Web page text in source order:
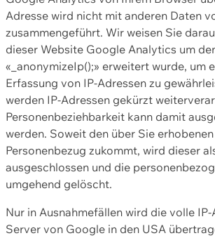
Adresse wird nicht mit anderen Daten
zusammengeführt. Wir weisen Sie
dieser Website Google Analytics um
«_anonymizeIp();» erweitert wurde, um
Erfassung von IP-Adressen zu
werden IP-Adressen gekürzt
Personenbeziehbarkeit kann damit
werden. Soweit den über Sie
Personenbezug zukommt, wird dieser
ausgeschlossen und die
umgehend gelöscht.
Nur in Ausnahmefällen wird die volle
Server von Google in den USA